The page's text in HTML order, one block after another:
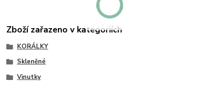
Zboží zařazeno v kategoriích
KORÁLKY
Skleněné
Vinutky